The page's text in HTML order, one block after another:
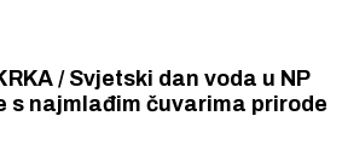
/ Svjetski dan voda u NP
s najmlađim čuvarima prirode